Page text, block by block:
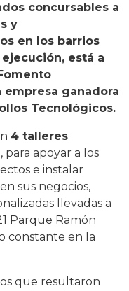
concursables a
y
en los barrios
está a
ganadora
Tecnológicos.
4 talleres
, para apoyar a los
e instalar
sus negocios,
llevadas a
Parque Ramón
constante en la
que resultaron